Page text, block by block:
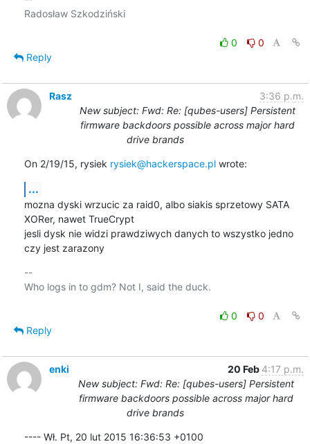
Radosław Szkodziński
0
0
Reply
Rasz
3:36 p.m.
New subject: Fwd: Re: [qubes-users] Persistent
firmware backdoors possible across major hard
drive brands
On 2/19/15, rysiek rysiek@hackerspace.pl wrote:
...
mozna dyski wrzucic za raid0, albo siakis sprzetowy SATA
XORer, nawet TrueCrypt
jesli dysk nie widzi prawdziwych danych to wszystko jedno
czy jest zarazony
--
Who logs in to gdm? Not I, said the duck.
0
0
Reply
enki 20 Feb 4:17 p.m.
New subject: Fwd: Re: [qubes-users] Persistent
firmware backdoors possible across major hard
drive brands
---- Wł. Pt, 20 lut 2015 16:36:53 +0100